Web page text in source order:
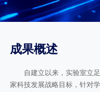
成果概述
自建立以来，实验室立
家科技发展战略目标，针对